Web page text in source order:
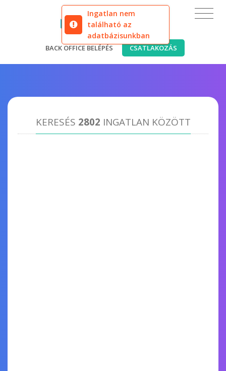
Ingatlan nem
található az
adatbázisunkban
BACK OFFICE BELÉPÉS CSATLAKOZÁS
KERESÉS 2802 INGATLAN KÖZÖTT